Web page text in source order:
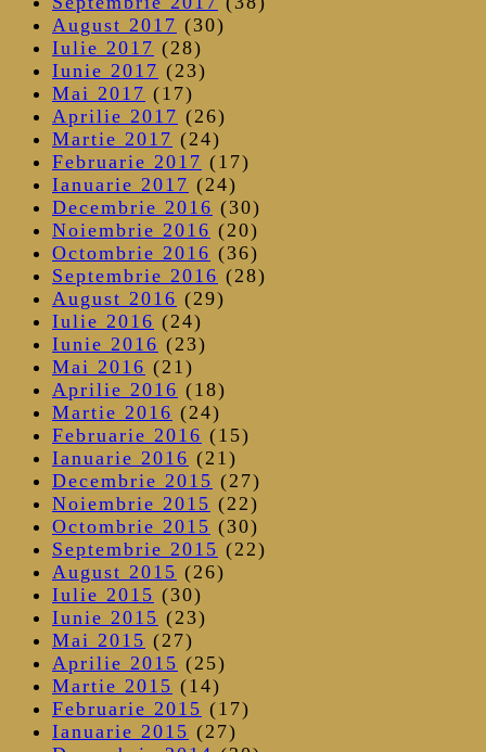
August 2017 (30)
Iulie 2017 (28)
Iunie 2017 (23)
Mai 2017 (17)
Aprilie 2017 (26)
Martie 2017 (24)
Februarie 2017 (17)
Ianuarie 2017 (24)
Decembrie 2016 (30)
Noiembrie 2016 (20)
Octombrie 2016 (36)
Septembrie 2016 (28)
August 2016 (29)
Iulie 2016 (24)
Iunie 2016 (23)
Mai 2016 (21)
Aprilie 2016 (18)
Martie 2016 (24)
Februarie 2016 (15)
Ianuarie 2016 (21)
Decembrie 2015 (27)
Noiembrie 2015 (22)
Octombrie 2015 (30)
Septembrie 2015 (22)
August 2015 (26)
Iulie 2015 (30)
Iunie 2015 (23)
Mai 2015 (27)
Aprilie 2015 (25)
Martie 2015 (14)
Februarie 2015 (17)
Ianuarie 2015 (27)